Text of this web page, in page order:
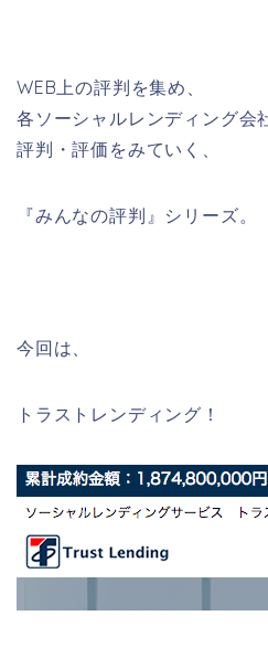
WEB上の評判を集め、
各ソーシャルレンディング会
評判・評価をみていく、
『みんなの評判』シリーズ。
今回は、
トラストレンディング！